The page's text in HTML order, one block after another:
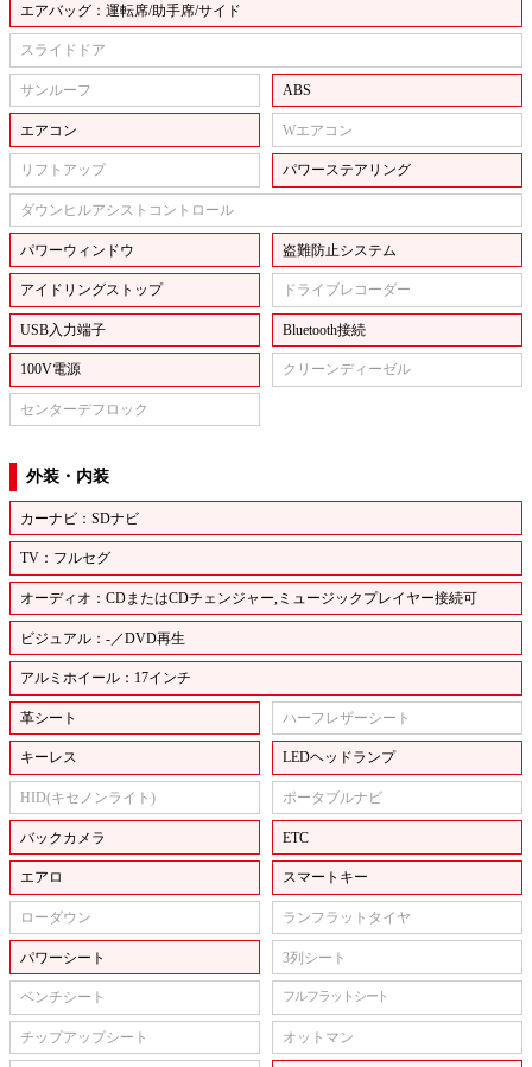
エアバッグ：運転席/助手席/サイド
スライドドア
サンルーフ ABS
エアコン Wエアコン
リフトアップ パワーステアリング
ダウンヒルアシストコントロール
パワーウィンドウ 盗難防止システム
アイドリングストップ ドライブレコーダー
USB入力端子 Bluetooth接続
100V電源 クリーンディーゼル
センターデフロック
外装・内装
カーナビ：SDナビ
TV：フルセグ
オーディオ：CDまたはCDチェンジャー,ミュージックプレイヤー接続可
ビジュアル：-／DVD再生
アルミホイール：17インチ
革シート ハーフレザーシート
キーレス LEDヘッドランプ
HID(キセノンライト) ポータブルナビ
バックカメラ ETC
エアロ スマートキー
ローダウン ランフラットタイヤ
パワーシート 3列シート
ベンチシート フルフラットシート
チップアップシート オットマン